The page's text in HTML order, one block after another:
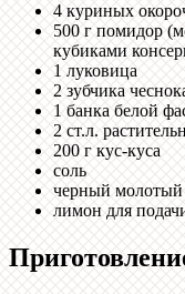
4 куриных
500 г помидор
кубиками
1 луковица
2 зубчика
1 банка белой
2 ст.л.
200 г кус-куса
соль
черный молотый
лимон для